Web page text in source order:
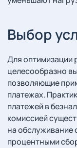
Выбор
Для оптимизации
целесообразно
позволяющие
платежах.
платежей в
комиссией
на обслуживание
процентными